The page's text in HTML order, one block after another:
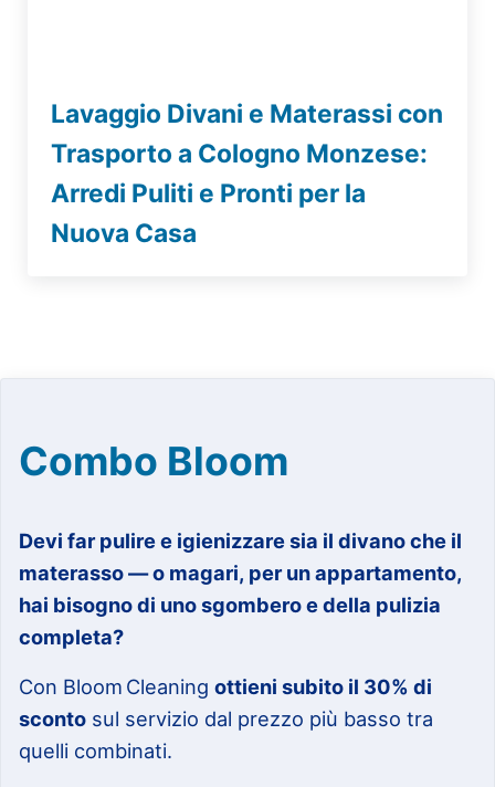
Lavaggio Divani e Materassi con
Trasporto a Cologno Monzese:
Arredi Puliti e Pronti per la
Nuova Casa
Combo Bloom
Devi far pulire e igienizzare sia il divano che il
materasso — o magari, per un appartamento,
hai bisogno di uno sgombero e della pulizia
completa?
Con Bloom Cleaningottieni subito il 30% di
sconto sul servizio dal prezzo più basso tra
quelli combinati.